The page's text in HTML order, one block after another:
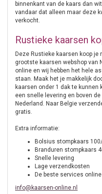
binnenkant van de kaars dan
vandaar dat alleen maar deze
verkocht.
Rustieke kaarsen
Deze Rustieke kaarsen koop
grootste kaarsen webshop van
online en wij hebben het hele
staan. Maak het je makkelijk
kaarsen onder 1 dak te kunnen
een snelle levering en boven
Nederland. Naar Belgie
gratis.
Extra informatie:
Bolsius stompkaars
Branduren stompkaars
Snelle levering
Lage verzendkosten
De beste services
info@kaarsen-online.nl